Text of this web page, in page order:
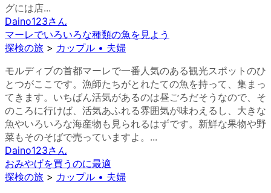
グには店...
Daino123さん
マーレでいろいろな種類の魚を見よう
探検の旅 > カップル • 夫婦
モルディブの首都マーレで一番人気のある観光スポットのひ
とつがここです。漁師たちがとれたての魚を持って、集まっ
てきます。いちばん活気があるのは昼ごろだそうなので、そ
のころに行けば、活気あふれる雰囲気が味わえるし、大きな
魚やいろいろな海産物も見られるはずです。新鮮な果物や野
菜もそのそばで売っていますよ。...
Daino123さん
おみやげを買うのに最適
探検の旅 > カップル • 夫婦